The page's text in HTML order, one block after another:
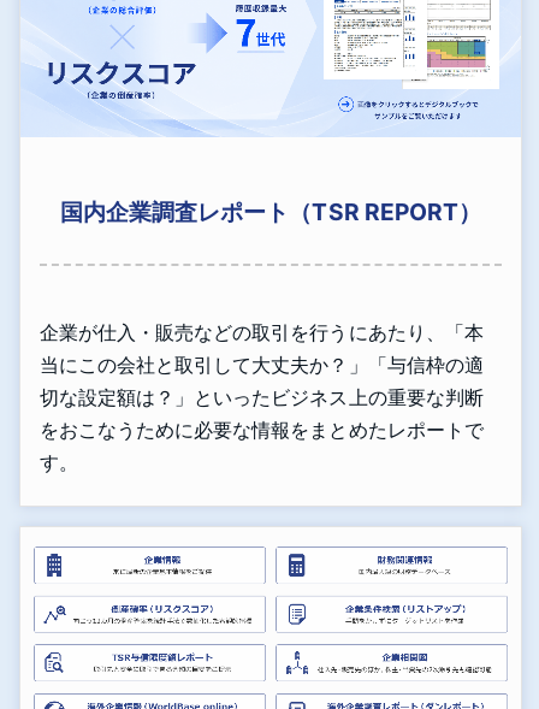
国内企業調査レポート（TSR REPORT）
企業が仕入・販売などの取引を行うにあたり、「本
当にこの会社と取引して大丈夫か？」「与信枠の適
切な設定額は？」といったビジネス上の重要な判断
をおこなうために必要な情報をまとめたレポートで
す。